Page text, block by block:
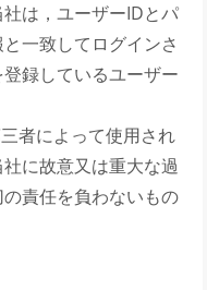
は，ユーザーIDとパ
一致してログインさ
録しているユーザー
者によって使用され
に故意又は重大な過
責任を負わないもの